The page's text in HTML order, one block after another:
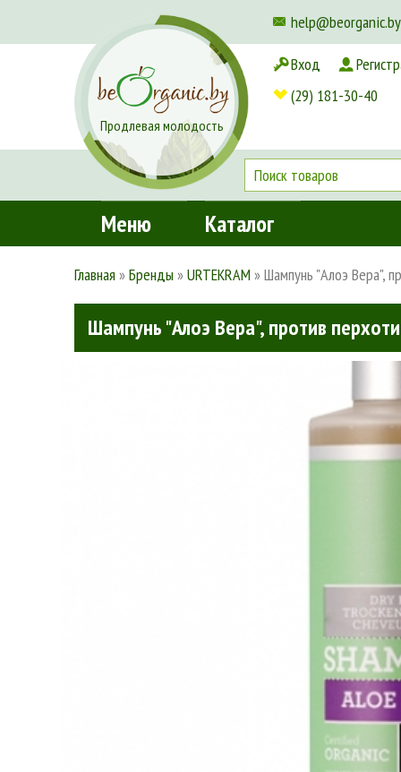
help@beorganic.by
Доставка и оплата
Продлевая молодость
Вход
(29) 181-30-40
Меню Каталог
Главная »Бренды »URTEKRAM »Шампунь "Алоэ Вера",
Шампунь "Алоэ Вера", против